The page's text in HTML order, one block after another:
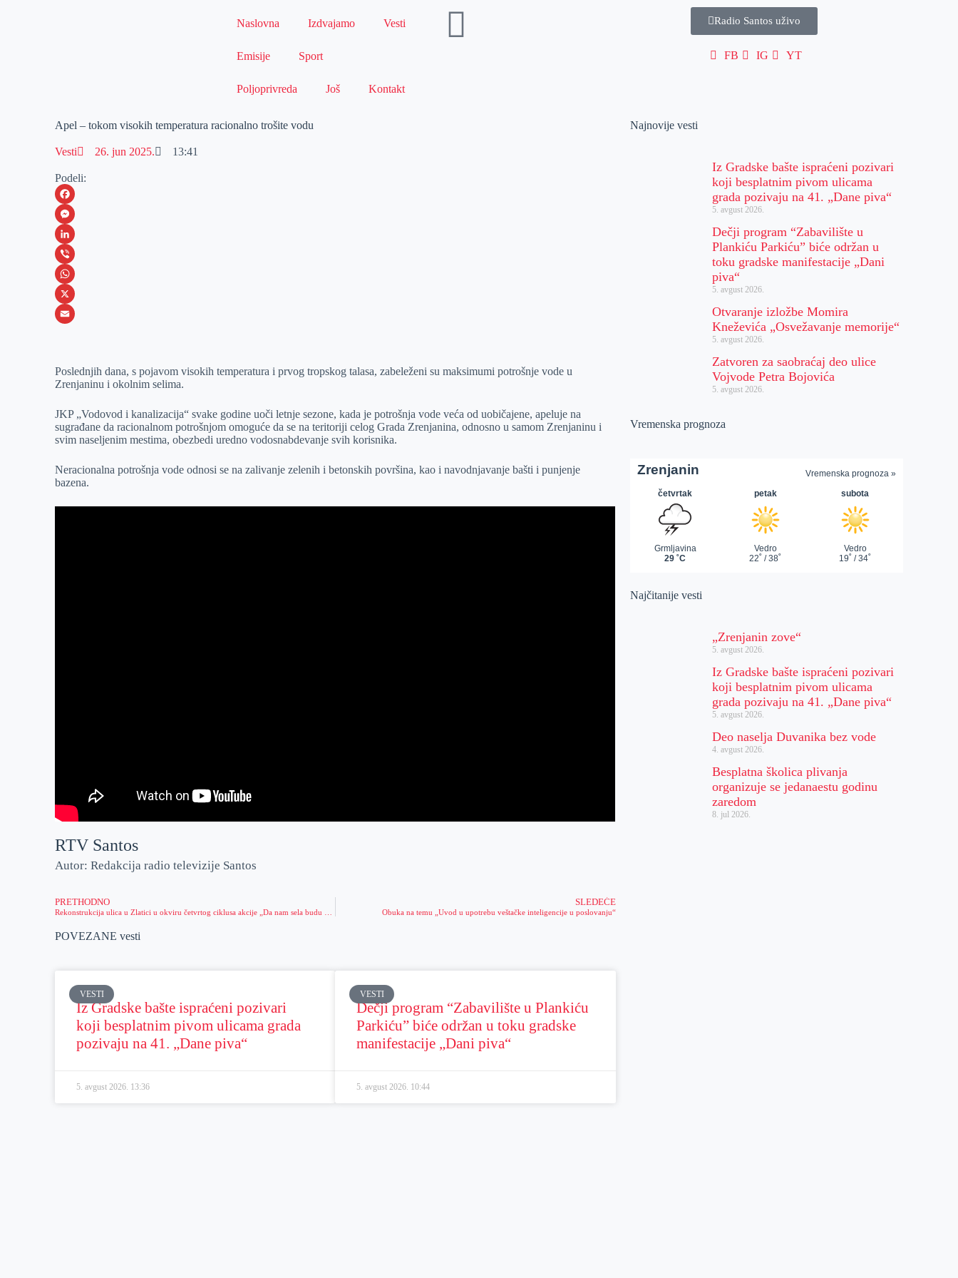
Naslovna Izdvajamo Vesti
Emisije Sport
Poljoprivreda Još Kontakt
Radio Santos uživo
FB IG YT
Apel – tokom visokih temperatura racionalno trošite vodu
Vesti 26. jun 2025. 13:41
Podeli:
F
a
c
e
b
o
M
e
s
s
e
e
L
i
n
k
I
V
i
b
W
h
s
p
p
X
a
l
Poslednjih dana, s pojavom visokih temperatura i prvog tropskog talasa, zabeleženi su maksimumi potrošnje vode u
Zrenjaninu i okolnim selima.
JKP „Vodovod i kanalizacija“ svake godine uoči letnje sezone, kada je potrošnja vode veća od uobičajene, apeluje na
sugrađane da racionalnom potrošnjom omoguće da se na teritoriji celog Grada Zrenjanina, odnosno u samom Zrenjaninu i
svim naseljenim mestima, obezbedi uredno vodosnabdevanje svih korisnika.
Neracionalna potrošnja vode odnosi se na zalivanje zelenih i betonskih površina, kao i navodnjavanje bašti i punjenje
bazena.
RTV Santos
Autor: Redakcija radio televizije Santos
PRETHODNO SLEDEĆE
Obuka na temu „Uvod u upotrebu veštačke inteligencije u poslovanju“
POVEZANE vesti
VESTI
Iz Gradske bašte ispraćeni pozivari
koji besplatnim pivom ulicama grada
pozivaju na 41. „Dane piva“
5. avgust 2026. 13:36
VESTI
Dečji program “Zabavilište u Plankiću
Parkiću” biće održan u toku gradske
manifestacije „Dani piva“
5. avgust 2026. 10:44
Najnovije vesti
Iz Gradske bašte ispraćeni pozivari
koji besplatnim pivom ulicama
grada pozivaju na 41. „Dane piva“
5. avgust 2026.
Dečji program “Zabavilište u
Plankiću Parkiću” biće održan u
toku gradske manifestacije „Dani
piva“
5. avgust 2026.
Otvaranje izložbe Momira
Kneževića „Osvežavanje memorije“
5. avgust 2026.
Zatvoren za saobraćaj deo ulice
Vojvode Petra Bojovića
5. avgust 2026.
Vremenska prognoza
Najčitanije vesti
„Zrenjanin zove“
5. avgust 2026.
Iz Gradske bašte ispraćeni pozivari
koji besplatnim pivom ulicama
grada pozivaju na 41. „Dane piva“
5. avgust 2026.
Deo naselja Duvanika bez vode
4. avgust 2026.
Besplatna školica plivanja
organizuje se jedanaestu godinu
zaredom
8. jul 2026.